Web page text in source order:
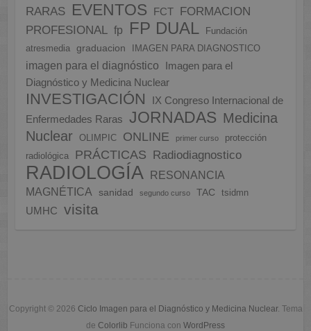
RARAS EVENTOS FCT
FORMACION
PROFESIONAL fp FP DUAL
Fundación
atresmedia
graduacion IMAGEN PARA DIAGNOSTICO
imagen para el diagnóstico
Imagen para el
Diagnóstico y Medicina Nuclear
INVESTIGACIÓN
IX Congreso Internacional de
Enfermedades Raras
JORNADAS Medicina
Nuclear
OLIMPIC ONLINE primer curso
protección
radiológica
PRÁCTICAS Radiodiagnostico
RADIOLOGÍA
RESONANCIA
MAGNÉTICA
sanidad segundo curso TAC tsidmn
UMHC visita
Copyright © 2026 Ciclo Imagen para el Diagnóstico y Medicina Nuclear. Tema
de Colorlib Funciona con WordPress